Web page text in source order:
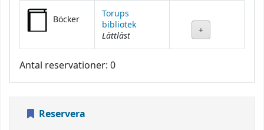
Böcker
Torups
bibliotek
Lättläst
Antal reservationer: 0
Reservera